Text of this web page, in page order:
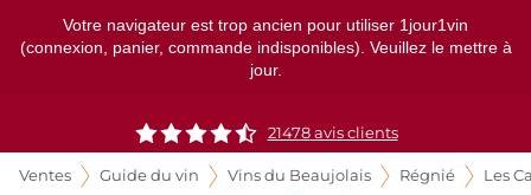
Votre navigateur est trop ancien pour utiliser 1jour1vin
(connexion, panier, commande indisponibles). Veuillez le mettre à
jour.
21478avis clients
Ventes Guide du vin Vins du Beaujolais Régnié Les